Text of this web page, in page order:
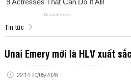
Tin tức
Unai Emery mới là HLV xuất
22:14 20/05/2026